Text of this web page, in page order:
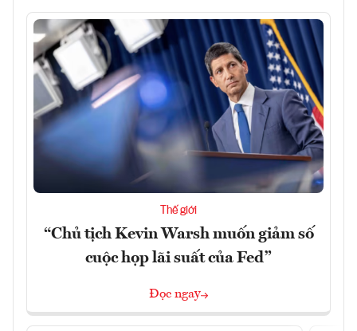
Thế giới
“Chủ tịch Kevin Warsh muốn giảm số
cuộc họp lãi suất của Fed”
Đọc ngay